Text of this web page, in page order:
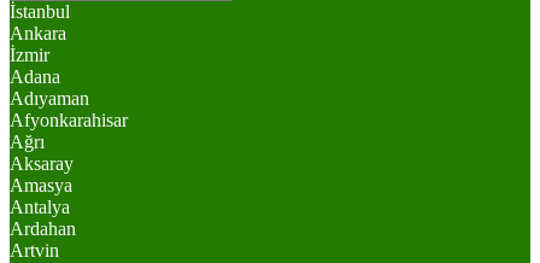
İstanbul
Ankara
İzmir
Adana
Adıyaman
Afyonkarahisar
Ağrı
Aksaray
Amasya
Antalya
Ardahan
Artvin